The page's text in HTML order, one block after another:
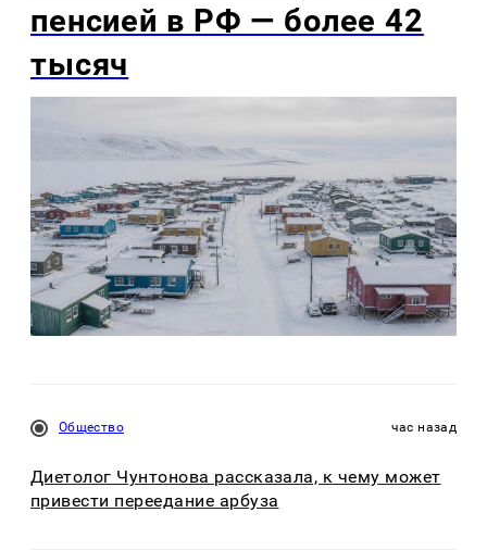
пенсией в РФ — более 42
тысяч
Общество час назад
Диетолог Чунтонова рассказала, к чему может
привести переедание арбуза